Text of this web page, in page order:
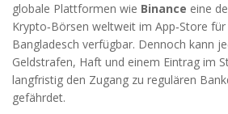
globale Plattformen wie Binance eine
Krypto‑Börsen weltweit im App‑Store
Bangladesch verfügbar. Dennoch kann
Geldstrafen, Haft und einem Eintrag im
langfristig den Zugang zu regulären
gefährdet.